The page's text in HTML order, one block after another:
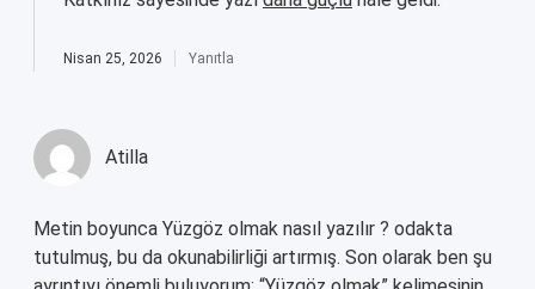
Nisan 25, 2026 Yanıtla
Atilla
Metin boyunca Yüzgöz olmak nasıl yazılır ? odakta
tutulmuş, bu da okunabilirliği artırmış. Son olarak ben şu